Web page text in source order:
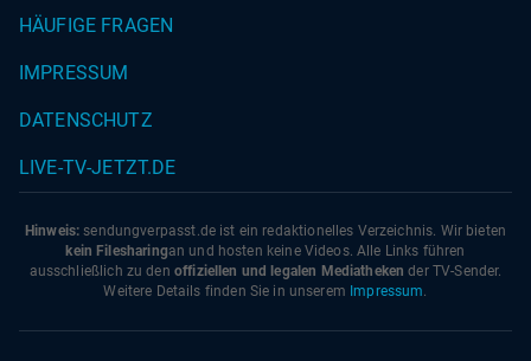
HÄUFIGE FRAGEN
IMPRESSUM
DATENSCHUTZ
LIVE-TV-JETZT.DE
Hinweis: sendungverpasst.de ist ein redaktionelles Verzeichnis. Wir bieten
kein Filesharingan und hosten keine Videos. Alle Links führen
ausschließlich zu den offiziellen und legalen Mediatheken der TV-Sender.
Weitere Details finden Sie in unserem Impressum.